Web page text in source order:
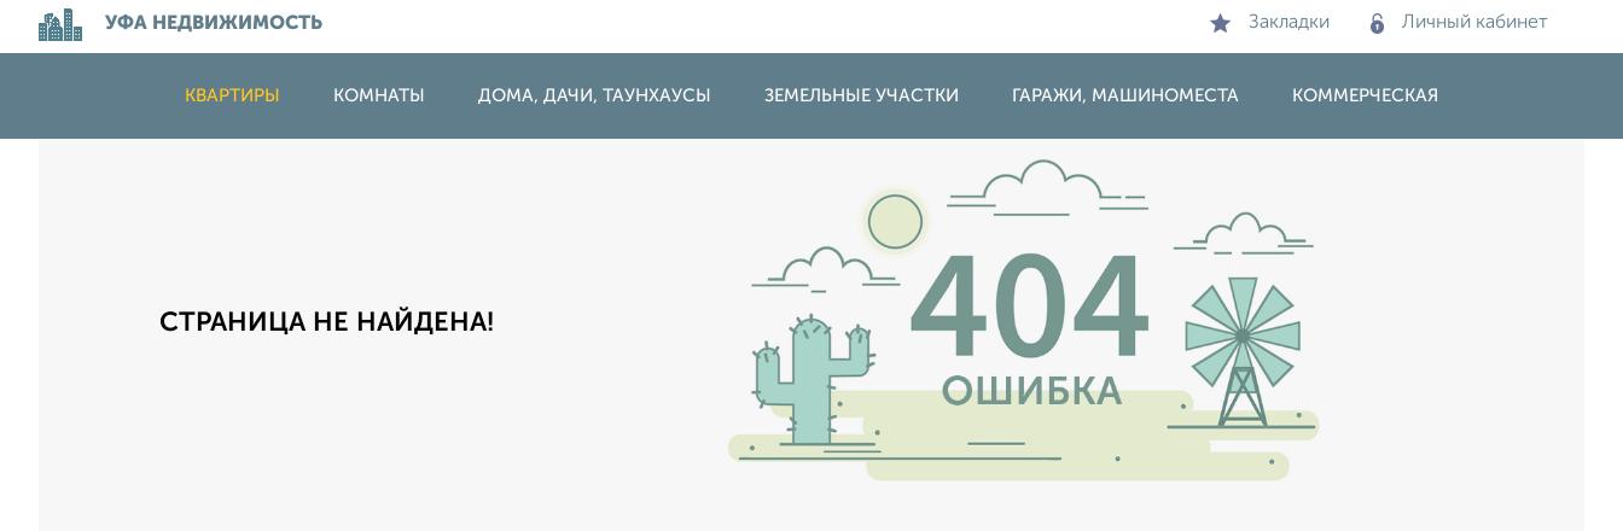
УФА НЕДВИЖИМОСТЬ Закладки Личный кабинет
КВАРТИРЫ КОМНАТЫ ДОМА, ДАЧИ, ТАУНХАУСЫ ЗЕМЕЛЬНЫЕ УЧАСТКИ ГАРАЖИ, МАШИНОМЕСТА КОММЕРЧЕСКАЯ
СТРАНИЦА НЕ НАЙДЕНА!